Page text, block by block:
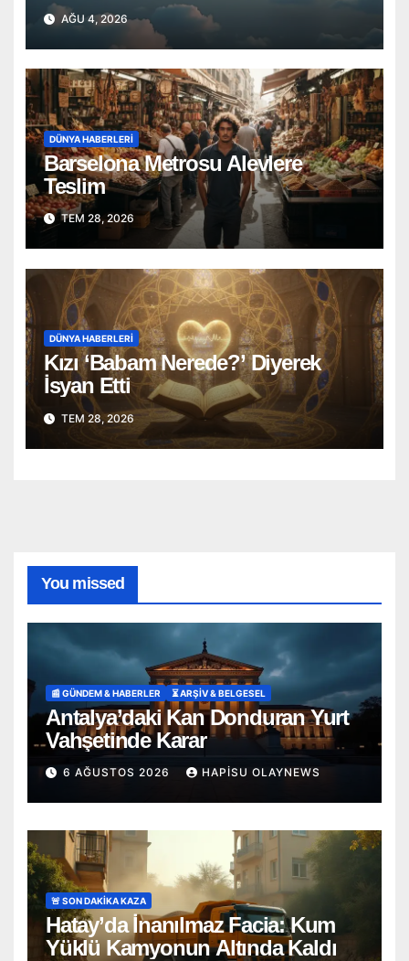
AĞU 4, 2026
DÜNYA HABERLERI
Barselona Metrosu Alevlere
Teslim
TEM 28, 2026
DÜNYA HABERLERI
Kızı ‘Babam Nerede?’ Diyerek
İsyan Etti
TEM 28, 2026
You missed
📰 GÜNDEM & HABERLER ⏳ ARŞİV & BELGESEL
Antalya’daki Kan Donduran Yurt
Vahşetinde Karar
6 AĞUSTOS 2026 HAPISU OLAYNEWS
🚨 SON DAKİKA KAZA
Hatay’da İnanılmaz Facia: Kum
Yüklü Kamyonun Altında Kaldı